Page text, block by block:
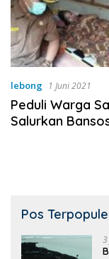
lebong 1 Juni 2021
Peduli Warga
Salurkan
Pos